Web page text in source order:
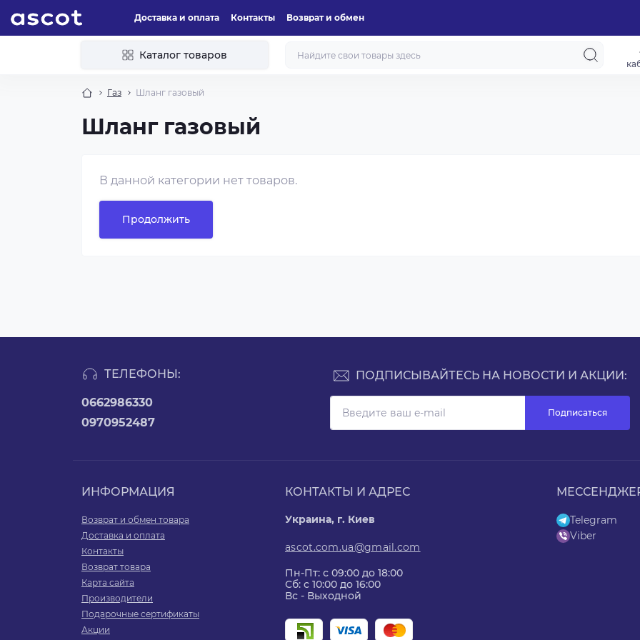
Доставка и оплата Контакты Возврат и обмен
Каталог товаров
Газ Шланг газовый
Шланг газовый
В данной категории нет товаров.
Продолжить
ТЕЛЕФОНЫ:
0662986330
0970952487
ПОДПИСЫВАЙТЕСЬ НА НОВОСТИ И АКЦИИ:
Подписаться
ИНФОРМАЦИЯ
Возврат и обмен товара
Доставка и оплата
Контакты
Возврат товара
Карта сайта
Производители
Подарочные сертификаты
Акции
КОНТАКТЫ И АДРЕС
Украина, г. Киев
ascot.com.ua@gmail.com
Пн-Пт: с 09:00 до 18:00
Сб: с 10:00 до 16:00
Вс - Выходной
Telegram
Viber